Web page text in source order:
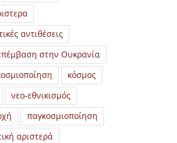
αντιθέσεις
στην Ουκρανία
κόσμος
νεο-εθνικισμός
παγκοσμιοποίηση
αριστερά